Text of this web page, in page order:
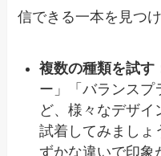
信できる一本を見つけ
複数の種類を試す
ー」「バランスプ
ど、様々なデザイ
試着してみましょ
ずかな違いで印象